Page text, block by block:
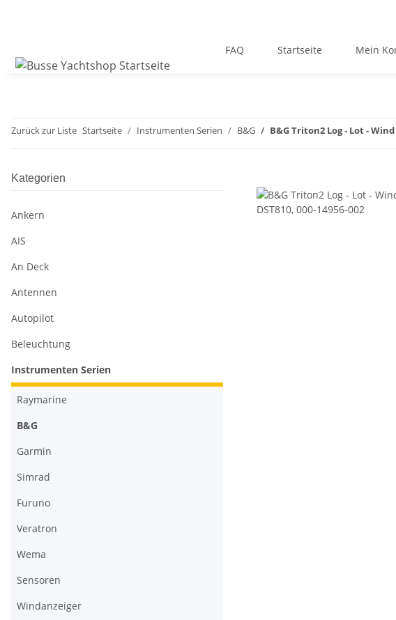
FAQ Startseite Mein
Zurück zur Liste Startseite Instrumenten Serien B&G B&G Triton2 Log - Lot -
Kategorien
Ankern
AIS
An Deck
Antennen
Autopilot
Beleuchtung
Instrumenten Serien
Raymarine
B&G
Garmin
Simrad
Furuno
Veratron
Wema
Sensoren
Windanzeiger